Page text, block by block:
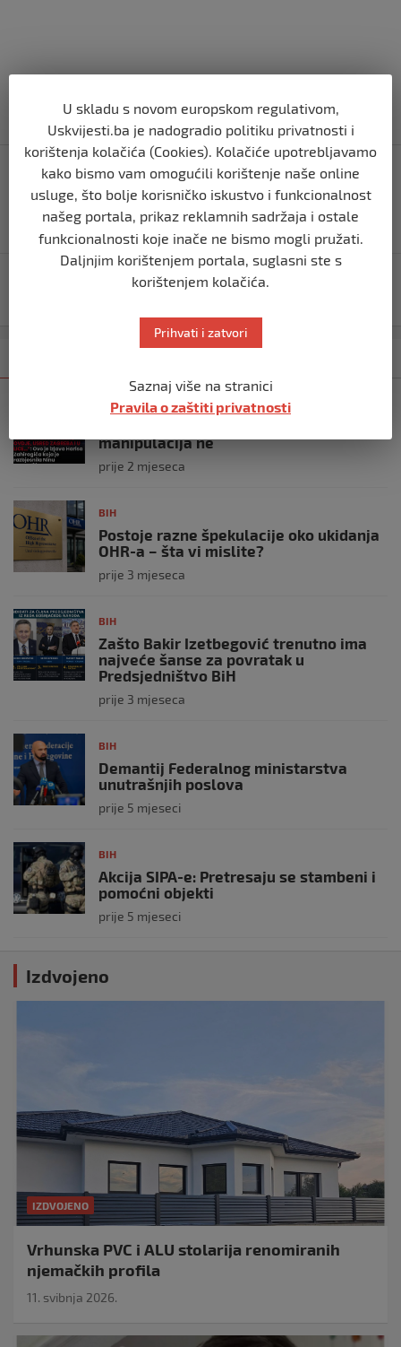
Navigacija
objava
Nazivao ga je pogrdnim imenima,on njega samo
istinom i argumentima..Za Midu je Fikro pecinski
čovjek(nepismen)Fikro za Midu misli da je
novinar..Prvi dio!
Sarajevo dobija ulicu nazvanu po generalu Mehmedu
BIH
manipulacija ne
prije 2 mjeseca
BIH
Postoje razne špekulacije oko ukidanja
OHR-a – šta vi mislite?
prije 3 mjeseca
BIH
Zašto Bakir Izetbegović trenutno ima
najveće šanse za povratak u
Predsjedništvo BiH
prije 3 mjeseca
BIH
Demantij Federalnog ministarstva
unutrašnjih poslova
prije 5 mjeseci
BIH
Akcija SIPA-e: Pretresaju se stambeni i
pomoćni objekti
prije 5 mjeseci
Izdvojeno
IZDVOJENO
Vrhunska PVC i ALU stolarija renomiranih
njemačkih profila
11. svibnja 2026.
U skladu s novom europskom regulativom,
Uskvijesti.ba je nadogradio politiku privatnosti i
korištenja kolačića (Cookies). Kolačiće upotrebljavamo
kako bismo vam omogućili korištenje naše online
usluge, što bolje korisničko iskustvo i funkcionalnost
našeg portala, prikaz reklamnih sadržaja i ostale
funkcionalnosti koje inače ne bismo mogli pružati.
Daljnjim korištenjem portala, suglasni ste s
korištenjem kolačića.
Prihvati i zatvori
Saznaj više na stranici
Pravila o zaštiti privatnosti